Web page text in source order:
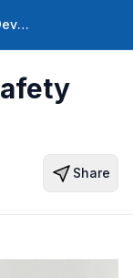
Thermal Cut-Out (Safety Device)
Share